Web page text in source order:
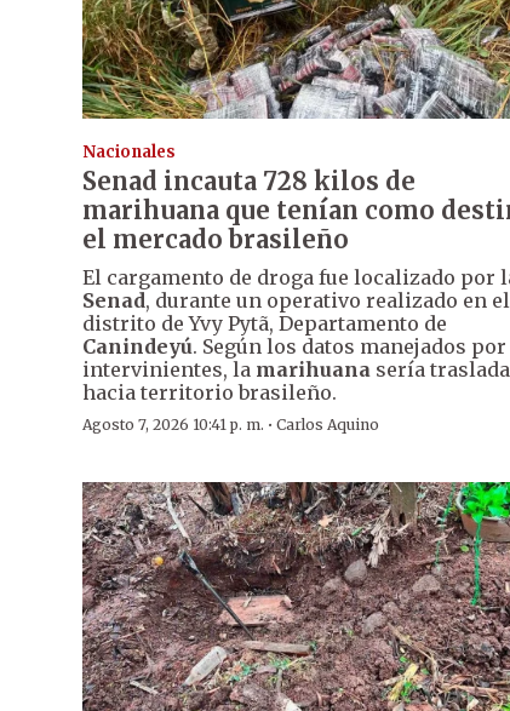
Nacionales
Senad incauta 728 kilos de
marihuana que tenían como
el mercado brasileño
El cargamento de droga fue localizado por
Senad, durante un operativo realizado en el
distrito de Yvy Pytã, Departamento de
Canindeyú. Según los datos manejados
intervinientes, la marihuana sería
hacia territorio brasileño.
Agosto 7, 2026 10:41 p. m. · Carlos Aquino